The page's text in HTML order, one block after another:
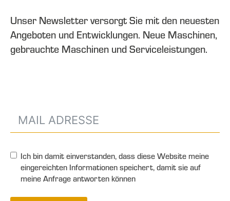
Unser Newsletter versorgt Sie mit den neuesten
Angeboten und Entwicklungen. Neue Maschinen,
gebrauchte Maschinen und Serviceleistungen.
Ich bin damit einverstanden, dass diese Website meine
eingereichten Informationen speichert, damit sie auf
meine Anfrage antworten können